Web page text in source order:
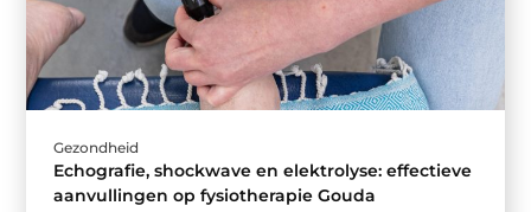
Gezondheid
Echografie, shockwave en elektrolyse: effectieve
aanvullingen op fysiotherapie Gouda